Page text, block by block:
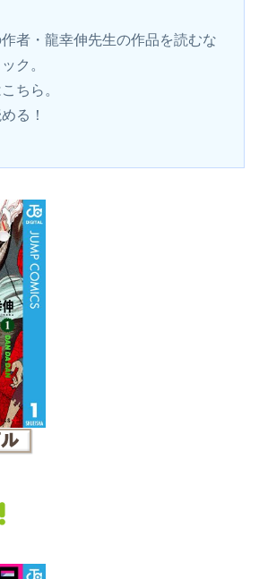
作者・龍幸伸先生の作品を読むな
ク。
ちら。
る！